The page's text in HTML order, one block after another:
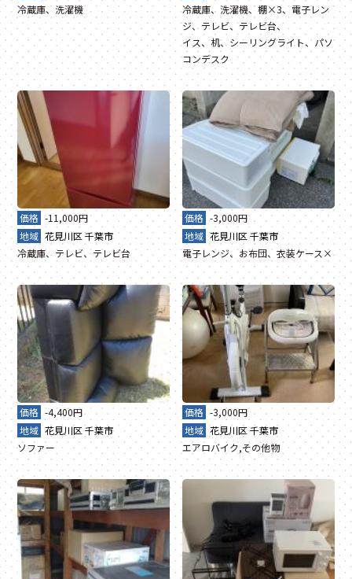
冷蔵庫、洗濯機
冷蔵庫、洗濯機、棚×3、電子レン
ジ、テレビ、テレビ台、
イス、机、シーリングライト、パソ
コンデスク
価格 -11,000円
地域 花見川区 千葉市
冷蔵庫、テレビ、テレビ台
価格 -3,000円
地域 花見川区千葉市
電子レンジ、お布団、衣装ケース×
価格 -4,400円
地域 花見川区 千葉市
ソファー
価格 -3,000円
地域 花見川区千葉市
エアロバイク,その他物